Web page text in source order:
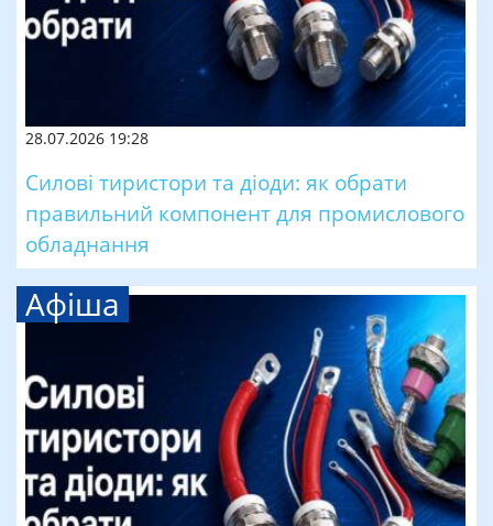
28.07.2026 19:28
Силові тиристори та діоди: як обрати
правильний компонент для промислового
обладнання
Афіша